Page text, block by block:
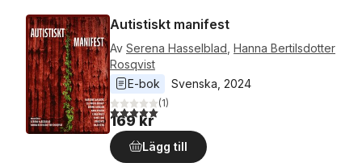
Autistiskt manifest
Av Serena Hasselblad Hanna Bertilsdotter
Rosqvist
E-bok
Svenska 2024
5,0utav 5 stjärnor. Totalt antal röster:
(1)
169 kr
Lägg till